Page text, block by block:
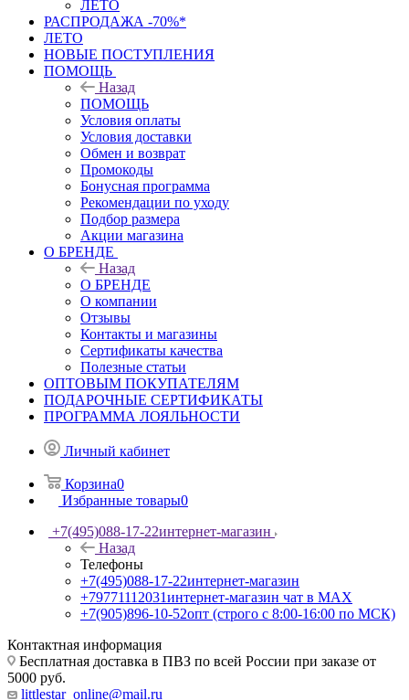
ЛЕТО
РАСПРОДАЖА -70%*
ЛЕТО
НОВЫЕ ПОСТУПЛЕНИЯ
ПОМОЩЬ
Назад
ПОМОЩЬ
Условия оплаты
Условия доставки
Обмен и возврат
Промокоды
Бонусная программа
Рекомендации по уходу
Подбор размера
Акции магазина
О БРЕНДЕ
Назад
О БРЕНДЕ
О компании
Отзывы
Контакты и магазины
Сертификаты качества
Полезные статьи
ОПТОВЫМ ПОКУПАТЕЛЯМ
ПОДАРОЧНЫЕ СЕРТИФИКАТЫ
ПРОГРАММА ЛОЯЛЬНОСТИ
Личный кабинет
Корзина0
Избранные товары0
+7(495)088-17-22интернет-магазин
Назад
Телефоны
+7(495)088-17-22интернет-магазин
+79771112031интернет-магазин чат в MAX
+7(905)896-10-52опт (строго с 8:00-16:00 по МСК)
Контактная информация
Бесплатная доставка в ПВЗ по всей России при заказе от
5000 руб.
littlestar_online@mail.ru